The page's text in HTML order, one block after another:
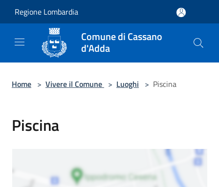
Regione Lombardia
Comune di Cassano
d'Adda
Home > Vivere il Comune > Luoghi > Piscina
Piscina